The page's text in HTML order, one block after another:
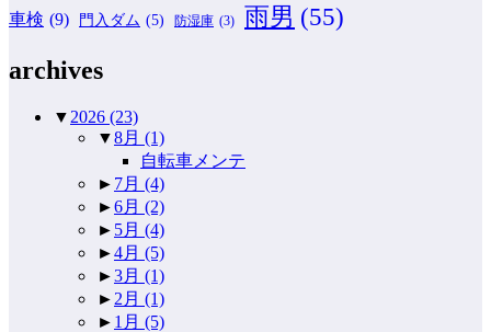
車検 (9) 門入ダム (5) 防湿庫 (3) 雨男 (55)
archives
▼ 2026 (23)
▼8月 (1)
自転車メンテ
► 7月 (4)
►6月 (2)
► 5月 (4)
►4月 (5)
►3月 (1)
► 2月 (1)
► 1月 (5)